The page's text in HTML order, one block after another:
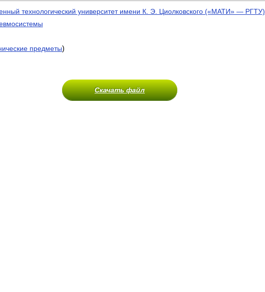
технологический университет имени К. Э. Циолковского («МАТИ» — РГТУ)
предметы)
Скачать файл